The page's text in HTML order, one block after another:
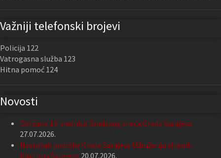
Važniji telefonski brojevi
Policija 122
Vatrogasna služba 123
Hitna pomoć 124
Novosti
Održana 13. sjednica Gradskog vijeća Grada Sarajeva
27.07.2026.
Nastavak podrške Grada Sarajeva Udruženju slijepih
Kantona Sarajevo 20.07.2026.